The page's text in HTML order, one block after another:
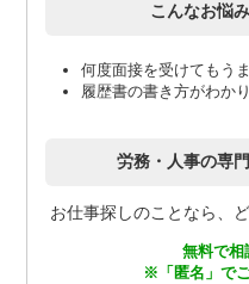
こんなお悩
何度面接を受けてもう
履歴書の書き方がわか
労務・人事の専
お仕事探しのことなら、
無料で相
※「匿名」で